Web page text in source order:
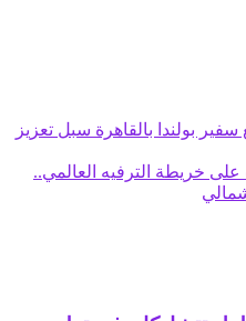
بولندا بالقاهرة سبل تعزيز
خريطة الترفيه العالمي..